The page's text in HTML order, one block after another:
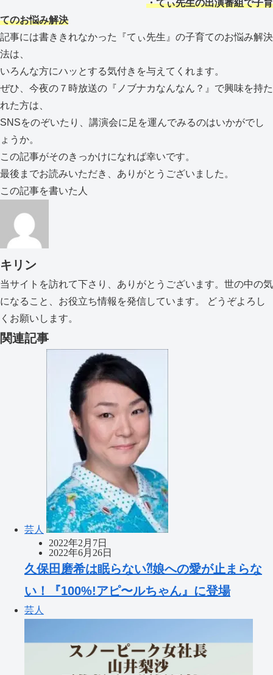
・てぃ先生の出演番組で子育
てのお悩み解決
記事には書ききれなかった『てぃ先生』の子育てのお悩み解決
法は、
いろんな方にハッとする気付きを与えてくれます。
ぜひ、今夜の７時放送の『ノブナカなんなん？』で興味を持た
れた方は、
SNSをのぞいたり、講演会に足を運んでみるのはいかがでし
ょうか。
この記事がそのきっかけになれば幸いです。
最後までお読みいただき、ありがとうございました。
この記事を書いた人
キリン
当サイトを訪れて下さり、ありがとうございます。世の中の気
になること、お役立ち情報を発信しています。 どうぞよろし
くお願いします。
関連記事
芸人
2022年2月7日
2022年6月26日
久保田磨希は眠らない⁈娘への愛が止まらな
い！『100%!アピ〜ルちゃん』に登場
芸人